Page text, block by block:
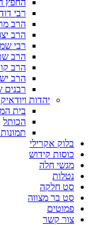
רבי
הרב
הרב
רבי
הרב
הרב
הרב
רבנים
יהדות
בית
הכותל
בלוק אקרילי
כוסות קידוש
מגשי חלה
נטלות
סט חלקה
סט בר מצווה
פמוטים
צור קשר